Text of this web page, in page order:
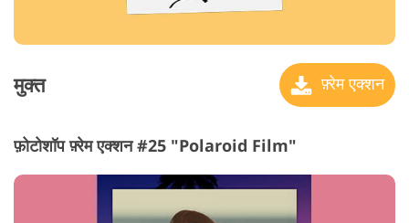
मुक्त फ़्रेम एक्शन
फ़ोटोशॉप फ़्रेम एक्शन #25 "Polaroid Film"